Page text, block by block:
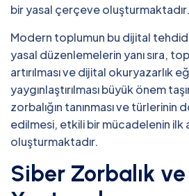
bir yasal çerçeve oluşturmaktadır.
Modern toplumun bu dijital
yasal düzenlemelerin yanı sıra,
artırılması ve dijital okuryazarlık
yaygınlaştırılması büyük önem
zorbalığın tanınması ve
edilmesi, etkili bir mücadelenin ilk
oluşturmaktadır.
Siber Zorbalık ve